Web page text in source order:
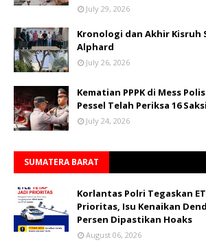
July 29, 2026
Kronologi dan Akhir Kisruh
Alphard
July 26, 2026
Kematian PPPK di Mess
Pessel Telah Periksa 16 Saksi
July 24, 2026
SUMATERA BARAT
Korlantas Polri Tegaskan
Prioritas, Isu Kenaikan
Persen Dipastikan Hoaks
August 06, 2026